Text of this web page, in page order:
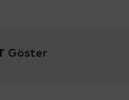
Göster